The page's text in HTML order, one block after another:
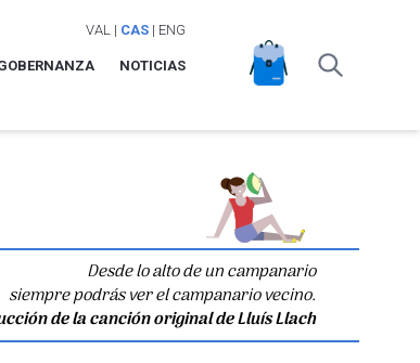
VAL | CAS| ENG
NOTICIAS
Desde lo alto de un campanario
siempre podrás ver el campanario vecino.
de la canción original de Lluís Llach